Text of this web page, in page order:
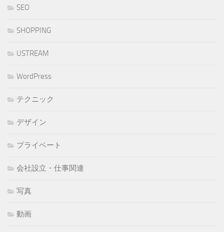
SEO
SHOPPING
USTREAM
WordPress
テクニック
デザイン
プライベート
会社設立・仕事関連
写真
動画